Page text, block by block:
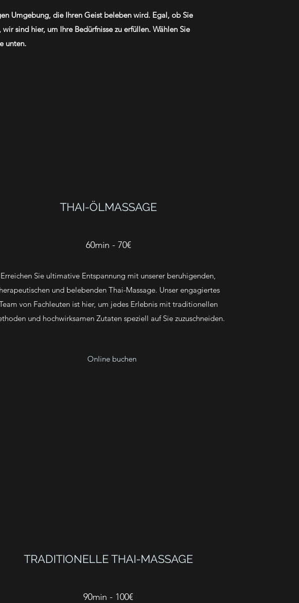
Umgebung, die Ihren Geist beleben wird. Egal, ob Sie
sind hier, um Ihre Bedürfnisse zu erfüllen. Wählen Sie
unten.
THAI-ÖLMASSAGE
60min - 70€
Erreichen Sie ultimative Entspannung mit unserer beruhigenden,
und belebenden Thai-Massage. Unser engagiertes
von Fachleuten ist hier, um jedes Erlebnis mit traditionellen
und hochwirksamen Zutaten speziell auf Sie zuzuschneiden.
Online buchen
TRADITIONELLE THAI-MASSAGE
90min - 100€